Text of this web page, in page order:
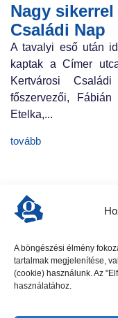
A böngészési élmény
tartalmak megjelenítése,
(cookie) használunk. Az
használatához.
Nagy
Családi Nap
A tavalyi eső után
kaptak a Címer
Kertvárosi
főszervezői,
Etelka,...
tovább
előző cikk